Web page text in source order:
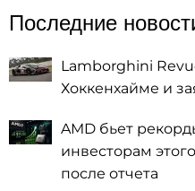
Последние
Lamborghini
Хоккенхайме и
AMD бьет
инвесторам
после отчета